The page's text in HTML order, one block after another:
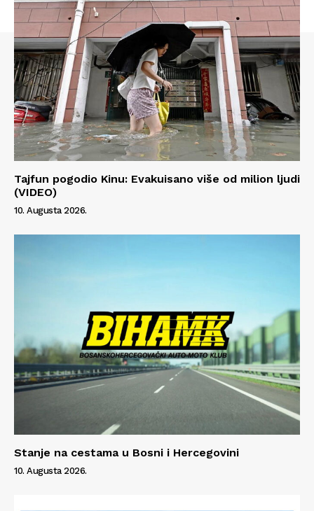
Tajfun pogodio Kinu: Evakuisano više od milion ljudi
(VIDEO)
10. Augusta 2026.
Stanje na cestama u Bosni i Hercegovini
10. Augusta 2026.